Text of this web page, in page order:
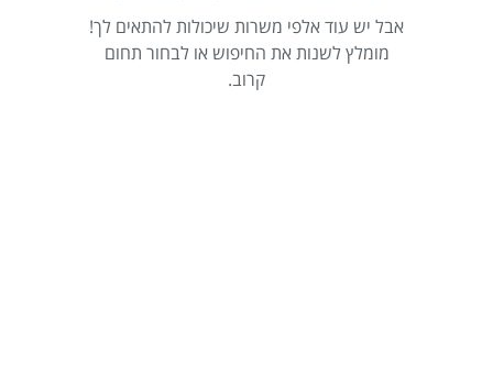
אבל יש עוד אלפי משרות שיכולות להתאים לך!
מומלץ לשנות את החיפוש או לבחור תחום
קרוב.